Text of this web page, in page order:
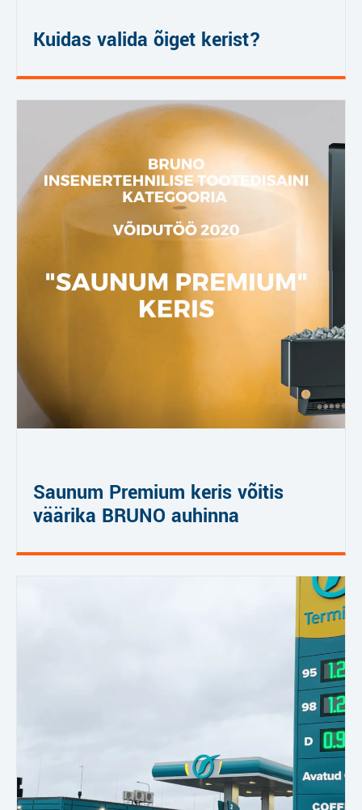
Kuidas valida õiget kerist?
Saunum Premium keris võitis
väärika BRUNO auhinna